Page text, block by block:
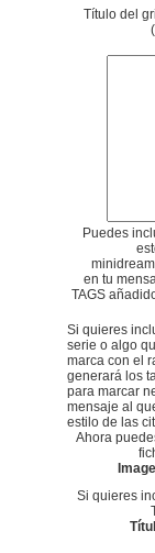
Título del
Puedes
en tu
TAGS
Si quieres
serie o algo
marca con el
generará los
para marcar
mensaje al
estilo de las
Ahora
Si quieres